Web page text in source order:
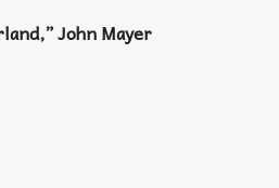
John Mayer